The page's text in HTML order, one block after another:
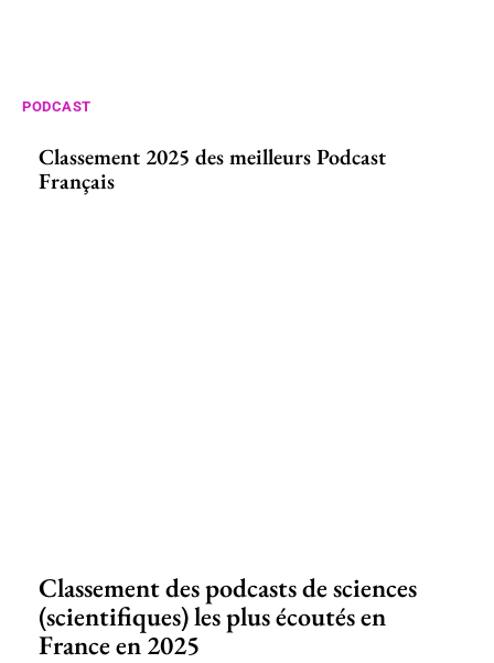
PODCAST
Classement 2025 des meilleurs Podcast
Français
Classement des podcasts de sciences
(scientifiques) les plus écoutés en
France en 2025